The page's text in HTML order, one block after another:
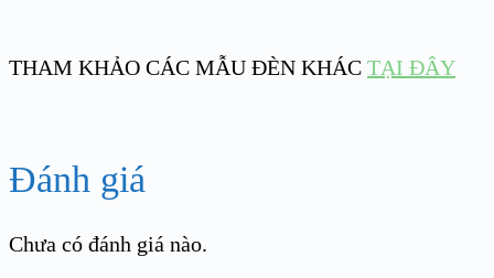
THAM KHẢO CÁC MẪU ĐÈN KHÁC TẠI ĐÂY
Đánh giá
Chưa có đánh giá nào.